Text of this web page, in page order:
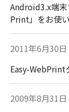
Android3.x端末
Print」をお使
2011年6月30日
Easy-WebPrint
2009年8月31日